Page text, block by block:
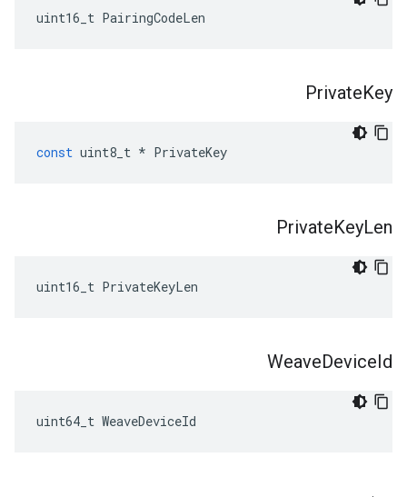
uint16_t PairingCodeLen
PrivateKey
const uint8_t * PrivateKey
PrivateKeyLen
uint16_t PrivateKeyLen
WeaveDeviceId
uint64_t WeaveDeviceId